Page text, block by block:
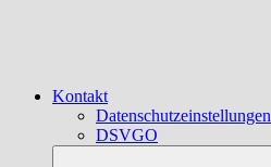
Kontakt
Datenschutzeinstellungen
DSVGO